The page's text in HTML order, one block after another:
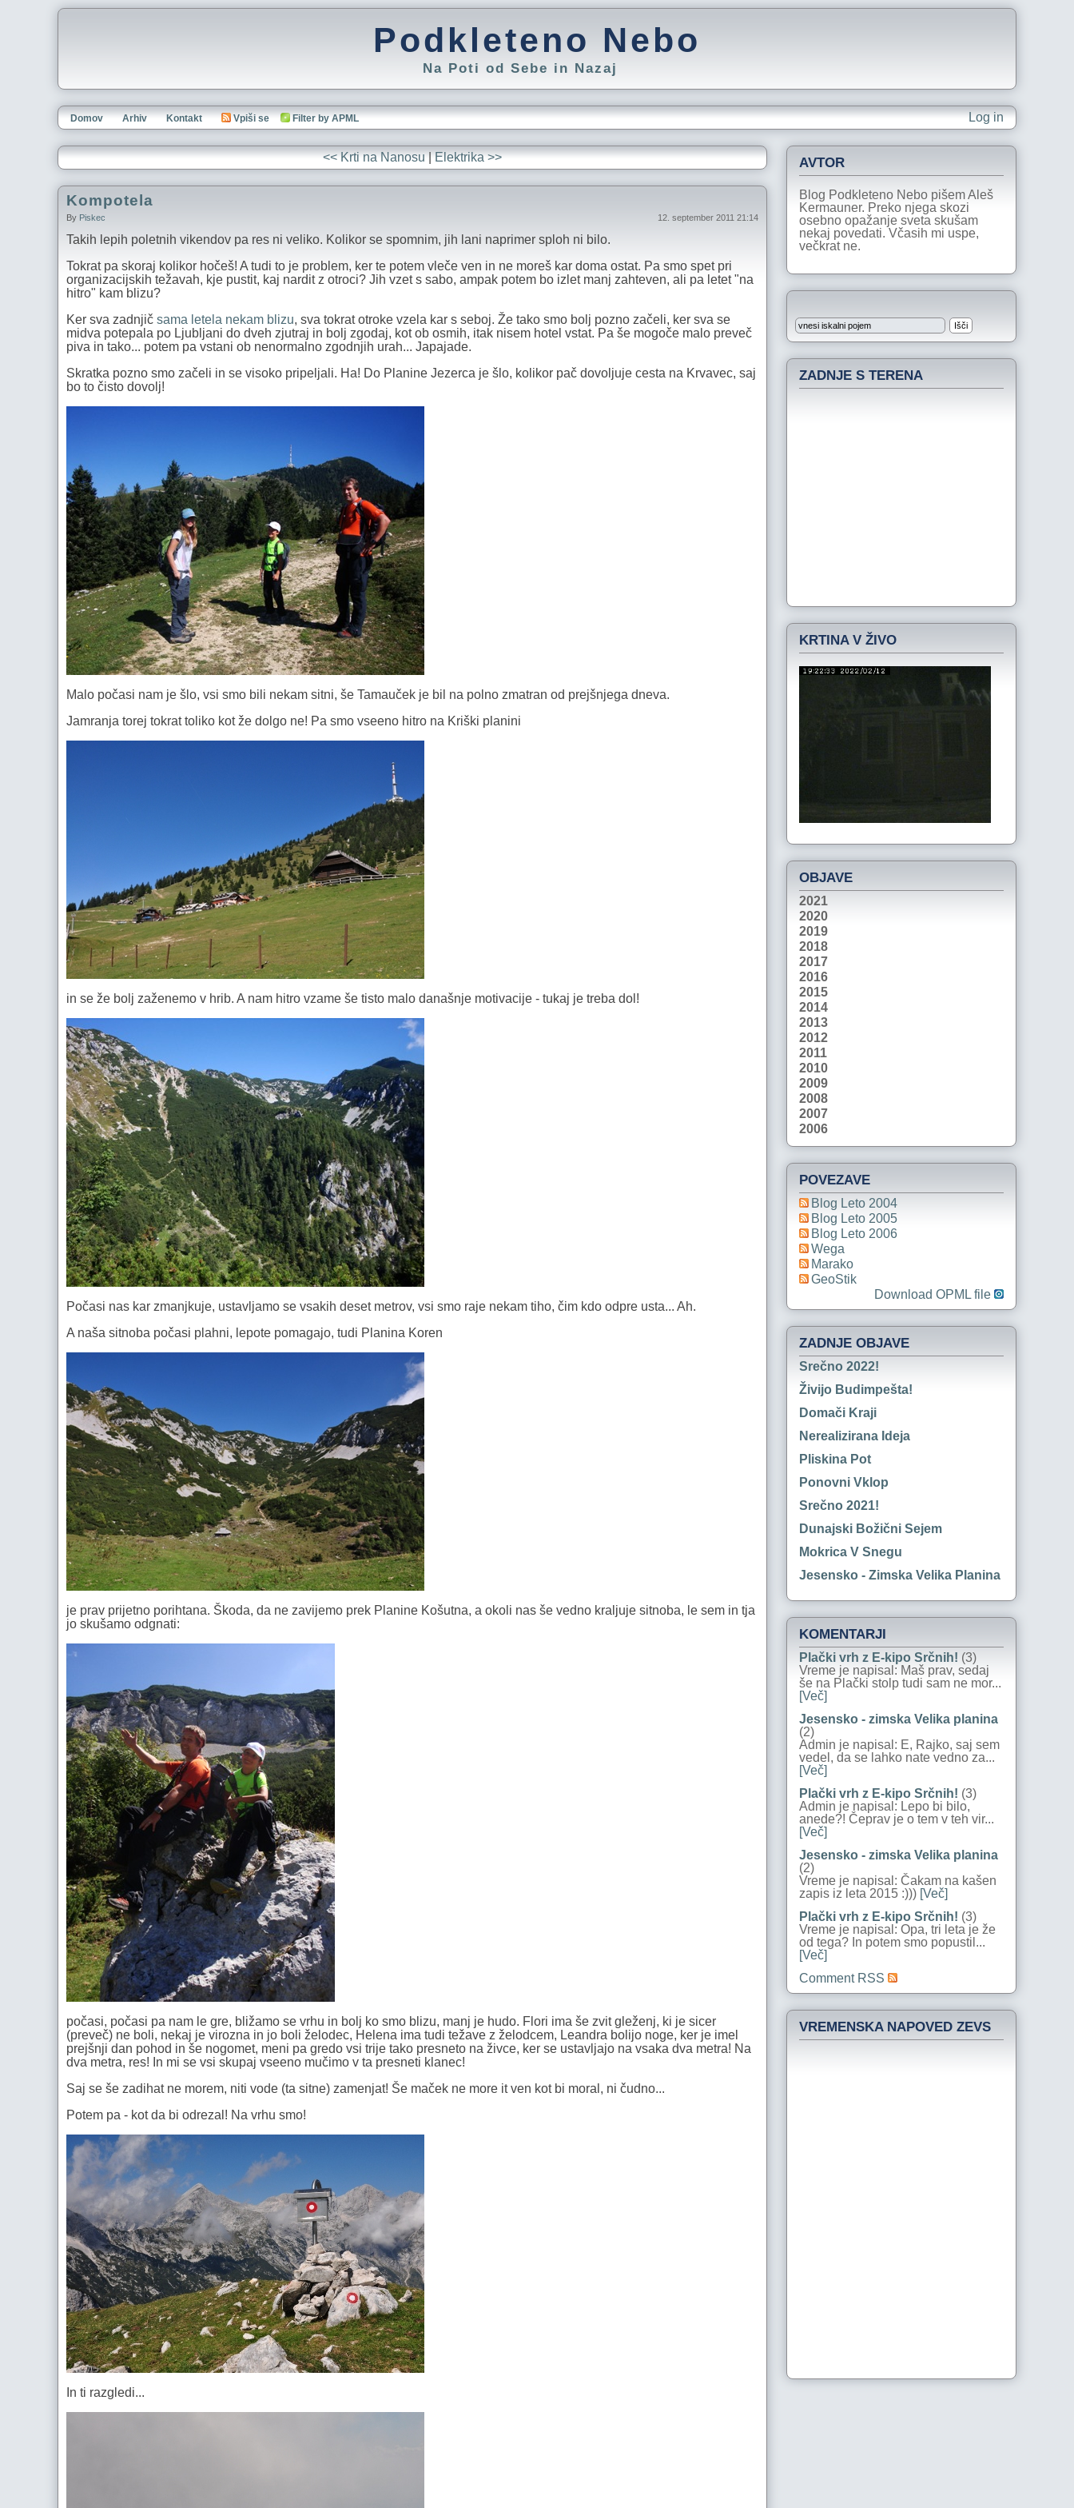
Podkleteno Nebo
Na Poti od Sebe in Nazaj
Log in
Domov Arhiv Kontakt Vpiši se Filter by APML
<< Krti na Nanosu|Elektrika >>
Kompotela
By Piskec 12. september 2011 21:14
Takih lepih poletnih vikendov pa res ni veliko. Kolikor se spomnim, jih lani naprimer sploh ni bilo.
Tokrat pa skoraj kolikor hočeš! A tudi to je problem, ker te potem vleče ven in ne moreš kar doma ostat. Pa smo spet pri
organizacijskih težavah, kje pustit, kaj nardit z otroci? Jih vzet s sabo, ampak potem bo izlet manj zahteven, ali pa letet "na
hitro" kam blizu?
Ker sva zadnjič sama letela nekam blizu, sva tokrat otroke vzela kar s seboj. Že tako smo bolj pozno začeli, ker sva se
midva potepala po Ljubljani do dveh zjutraj in bolj zgodaj, kot ob osmih, itak nisem hotel vstat. Pa še mogoče malo preveč
piva in tako... potem pa vstani ob nenormalno zgodnjih urah... Japajade.
Skratka pozno smo začeli in se visoko pripeljali. Ha! Do Planine Jezerca je šlo, kolikor pač dovoljuje cesta na Krvavec, saj
bo to čisto dovolj!
Malo počasi nam je šlo, vsi smo bili nekam sitni, še Tamauček je bil na polno zmatran od prejšnjega dneva.
Jamranja torej tokrat toliko kot že dolgo ne! Pa smo vseeno hitro na Kriški planini
in se že bolj zaženemo v hrib. A nam hitro vzame še tisto malo današnje motivacije - tukaj je treba dol!
Počasi nas kar zmanjkuje, ustavljamo se vsakih deset metrov, vsi smo raje nekam tiho, čim kdo odpre usta... Ah.
A naša sitnoba počasi plahni, lepote pomagajo, tudi Planina Koren
je prav prijetno porihtana. Škoda, da ne zavijemo prek Planine Košutna, a okoli nas še vedno kraljuje sitnoba, le sem in tja
jo skušamo odgnati:
počasi, počasi pa nam le gre, bližamo se vrhu in bolj ko smo blizu, manj je hudo. Flori ima še zvit gleženj, ki je sicer
(preveč) ne boli, nekaj je virozna in jo boli želodec, Helena ima tudi težave z želodcem, Leandra bolijo noge, ker je imel
prejšnji dan pohod in še nogomet, meni pa gredo vsi trije tako presneto na živce, ker se ustavljajo na vsaka dva metra! Na
dva metra, res! In mi se vsi skupaj vseeno mučimo v ta presneti klanec!
Saj se še zadihat ne morem, niti vode (ta sitne) zamenjat! Še maček ne more it ven kot bi moral, ni čudno...
Potem pa - kot da bi odrezal! Na vrhu smo!
In ti razgledi...
AVTOR
Blog Podkleteno Nebo pišem Aleš
Kermauner. Preko njega skozi
osebno opažanje sveta skušam
nekaj povedati. Včasih mi uspe,
večkrat ne.
ZADNJE S TERENA
KRTINA V ŽIVO
OBJAVE
2021
2020
2019
2018
2017
2016
2015
2014
2013
2012
2011
2010
2009
2008
2007
2006
POVEZAVE
Blog Leto 2004
Blog Leto 2005
Blog Leto 2006
Wega
Marako
GeoStik
Download OPML file
ZADNJE OBJAVE
Srečno 2022!
Živijo Budimpešta!
Domači Kraji
Nerealizirana Ideja
Pliskina Pot
Ponovni Vklop
Srečno 2021!
Dunajski Božični Sejem
Mokrica V Snegu
Jesensko - Zimska Velika Planina
KOMENTARJI
Plački vrh z E-kipo Srčnih! (3)
Vreme je napisal: Maš prav, sedaj
še na Plački stolp tudi sam ne mor...
[Več]
Jesensko - zimska Velika planina
(2)
Admin je napisal: E, Rajko, saj sem
vedel, da se lahko nate vedno za...
[Več]
Plački vrh z E-kipo Srčnih! (3)
Admin je napisal: Lepo bi bilo,
anede?! Čeprav je o tem v teh vir...
[Več]
Jesensko - zimska Velika planina
(2)
Vreme je napisal: Čakam na kašen
zapis iz leta 2015 :))) [Več]
Plački vrh z E-kipo Srčnih! (3)
Vreme je napisal: Opa, tri leta je že
od tega? In potem smo popustil...
[Več]
Comment RSS
VREMENSKA NAPOVED ZEVS